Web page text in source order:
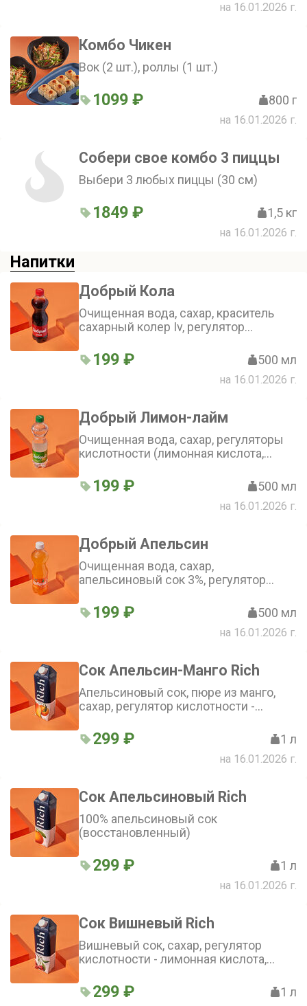
на 16.01.2026 г.
Комбо Чикен
Вок (2 шт.), роллы (1 шт.)
1099 ₽ 800 г
на 16.01.2026 г.
Собери свое комбо 3 пиццы
Выбери 3 любых пиццы (30 см)
1849 ₽ 1,5 кг
на 16.01.2026 г.
Напитки
Добрый Кола
Очищенная вода, сахар, краситель
сахарный колер Iv, регулятор
натуральный ароматизатор, кофеин
(менее 150 мг/л)
199 ₽ 500 мл
на 16.01.2026 г.
Добрый Лимон-лайм
Очищенная вода, сахар, регуляторы
кислотности (лимонная кислота,
натуральные ароматизаторы,
подсластители (ацесульфам калия,
аспартам), консервант сорбат калия.
199 ₽ 500 мл
на 16.01.2026 г.
Добрый Апельсин
Очищенная вода, сахар,
апельсиновый сок 3%, регулятор
витамин С (аскорбиновая кислота),
натуральные ароматизаторы,
стабилизаторы (гуммиарабик, эфиры
подсластитель сахаринат натрия,
краситель каротины, консервант
сорбат калия
199 ₽ 500 мл
на 16.01.2026 г.
Сок Апельсин-Манго Rich
Апельсиновый сок, пюре из манго,
сахар, регулятор кислотности -
299 ₽ 1 л
на 16.01.2026 г.
Сок Апельсиновый Rich
100% апельсиновый сок
(восстановленный)
299 ₽ 1 л
на 16.01.2026 г.
Сок Вишневый Rich
Вишневый сок, сахар, регулятор
кислотности - лимонная кислота,
концентрированного сока
299 ₽ 1 л